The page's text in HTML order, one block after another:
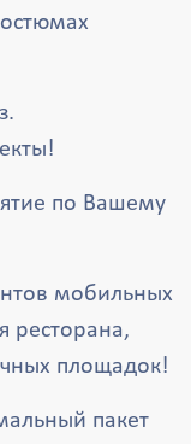
по Вашему
мобильных
ресторана,
площадок!
пакет